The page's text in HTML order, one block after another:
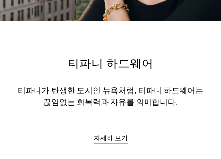
티파니 하드웨어
티파니가 탄생한 도시인 뉴욕처럼, 티파니 하드웨어는
끊임없는 회복력과 자유를 의미합니다.
자세히 보기